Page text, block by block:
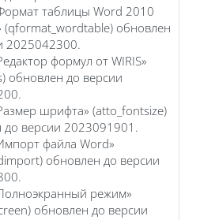
таблицы Word 2010
(qformat_wordtable) обновлен
2025042300.
формул от WIRIS»
обновлен до версии
шрифта» (atto_fontsize)
до версии 2023091901.
файла Word»
обновлен до версии
режим»
обновлен до версии